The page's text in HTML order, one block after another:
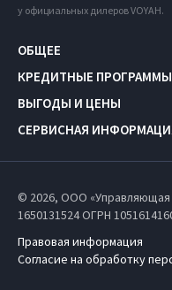
у официальных дилеров VOYAH.
ОБЩЕЕ
КРЕДИТНЫЕ ПРОГРАММЫ
ВЫГОДЫ И ЦЕНЫ
СЕРВИСНАЯ
© 2026, ООО «Управляющая
1650131524ОГРН
Правовая информация
Согласие на обработку